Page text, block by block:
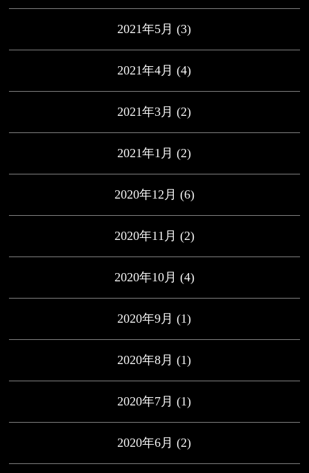
2021年5月 (3)
2021年4月 (4)
2021年3月 (2)
2021年1月 (2)
2020年12月 (6)
2020年11月 (2)
2020年10月 (4)
2020年9月 (1)
2020年8月 (1)
2020年7月 (1)
2020年6月 (2)